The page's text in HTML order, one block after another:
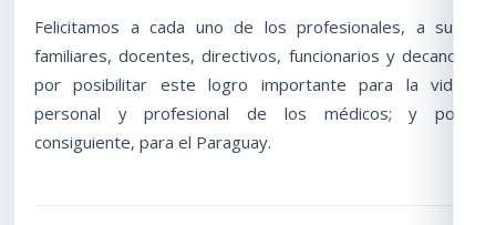
Felicitamos a cada uno de los profesionales, a sus
familiares, docentes, directivos, funcionarios y decano,
por posibilitar este logro importante para la vida
personal y profesional de los médicos; y por
consiguiente, para el Paraguay.